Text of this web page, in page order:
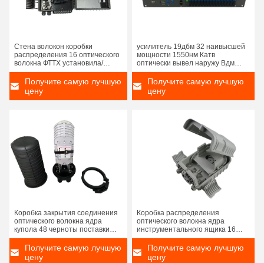
Стена волокон коробки
распределения 16 оптического
волокна ФТТХ установила/
установленный поляк
Получите самую лучшую
цену
усилитель 19дбм 32 наивысшей
мощности 1550нм Катв
оптически вывел наружу Вдм
используемый для Гпон Эпон
Получите самую лучшую
цену
Коробка закрытия соединения
оптического волокна ядра
купола 48 черноты поставки
фабрики совместная
Получите самую лучшую
цену
Коробка распределения
оптического волокна ядра
инструментального ящика 16
цены по прейскуранту завода-
изготовителя FTTH Китая
Получите самую лучшую
цену